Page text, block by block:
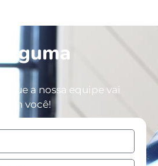
alguma
que a nossa equipe vai
você!